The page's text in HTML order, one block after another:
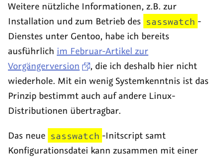
Weitere nützliche Informationen, z.B. zur
Installation und zum Betrieb des sasswatch -
Dienstes unter Gentoo, habe ich bereits
ausführlich im Februar-Artikel zur
Vorgängerversion
, die ich deshalb hier nicht
wiederhole. Mit ein wenig Systemkenntnis ist das
Prinzip bestimmt auch auf andere Linux-
Distributionen übertragbar.
Das neue sasswatch -Initscript samt
Konfigurationsdatei kann zusammen mit einer